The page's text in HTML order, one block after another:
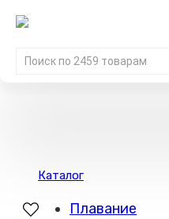
Каталог
Плавание